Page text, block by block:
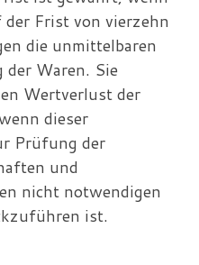
Frist von vierzehn
die unmittelbaren
der Waren. Sie
Wertverlust der
dieser
Prüfung der
und
nicht notwendigen
ist.